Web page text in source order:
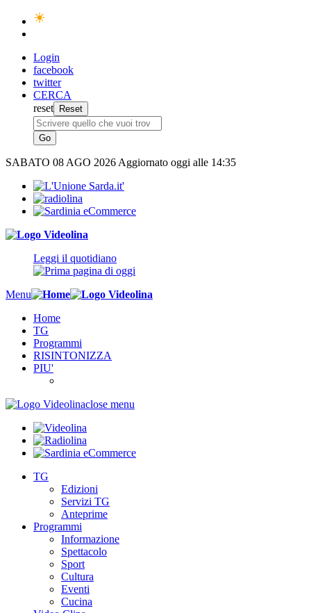
Login
facebook
twitter
CERCA
reset
SABATO 08 AGO 2026 Aggiornato oggi alle 14:35
Leggi il quotidiano
Menu
Home
TG
Programmi
RISINTONIZZA
PIU'
close menu
TG
Edizioni
Servizi TG
Anteprime
Programmi
Informazione
Spettacolo
Sport
Cultura
Eventi
Cucina